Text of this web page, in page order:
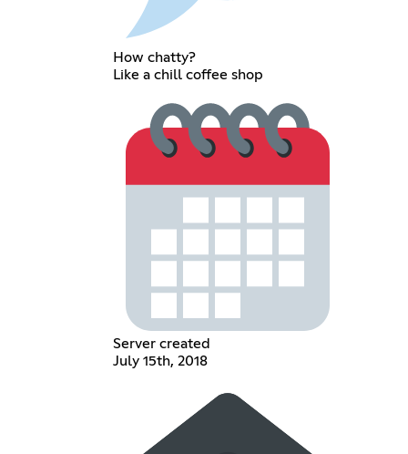
How chatty?
Like a chill coffee shop
Server created
July 15th, 2018